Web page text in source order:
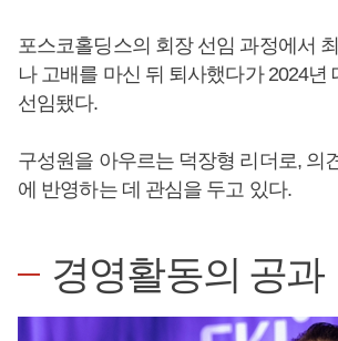
포스코홀딩스의 회장 선임 과정에서
나 고배를 마신 뒤 퇴사했다가 2024년
선임됐다.
구성원을 아우르는 덕장형 리더로, 의
에 반영하는 데 관심을 두고 있다.
경영활동의 공과